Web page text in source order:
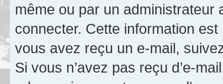
même ou par un
connecter. Cette information
vous avez reçu un e-mail,
Si vous n’avez pas reçu d’e-